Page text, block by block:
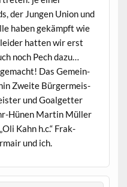
der Jun­gen Union und
haben gekämpft wie
hat­ten wir erst
noch Pech dazu…
Das Gemein­
Zweite Bürg­er­meis­
und Goal­get­ter
Hünen Mar­tin Müller
Kahn h.c.“ Frak­
und ich.